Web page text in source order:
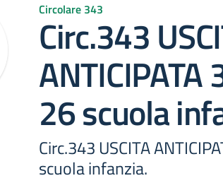
Circolare 343
Circ.343
ANTICIPATA
26 scuola
Circ.343 USCITA
scuola infanzia.